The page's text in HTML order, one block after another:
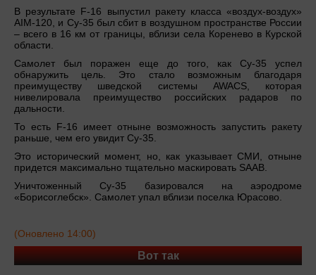
В результате F-16 выпустил ракету класса «воздух-воздух»
AIM-120, и Су-35 был сбит в воздушном пространстве России
– всего в 16 км от границы, вблизи села Коренево в Курской
области.
Самолет был поражен еще до того, как Су-35 успел
обнаружить цель. Это стало возможным благодаря
преимуществу шведской системы AWACS, которая
нивелировала преимущество российских радаров по
дальности.
То есть F-16 имеет отныне возможность запустить ракету
раньше, чем его увидит Су-35.
Это исторический момент, но, как указывает СМИ, отныне
придется максимально тщательно маскировать SAAB.
Уничтоженный Су-35 базировался на аэродроме
«Борисоглебск». Самолет упал вблизи поселка Юрасово.
(Оновлено 14:00)
Вот так